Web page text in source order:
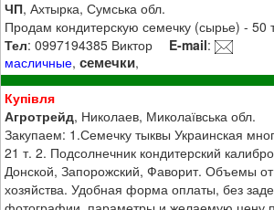
ЧП, Ахтырка, Сумська обл.
Продам кондитерскую семечку (сырье) - 50
Тел: 0997194385 Виктор E-mail:
масличные,семечки,
Купівля
Агротрейд, Николаев, Миколаївська обл.
Закупаем: 1.Семечку тыквы Украинская
21 т. 2. Подсолнечник кондитерский
Донской, Запорожский, Фаворит. Объемы
хозяйства. Удобная форма оплаты, без